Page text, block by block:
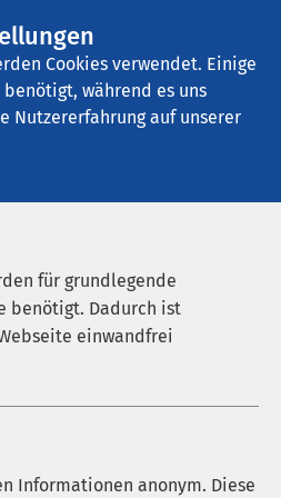
Cookies verwendet. Einige
während es uns
Nutzererfahrung auf unserer
für grundlegende
benötigt. Dadurch ist
einwandfrei
Informationen anonym. Diese